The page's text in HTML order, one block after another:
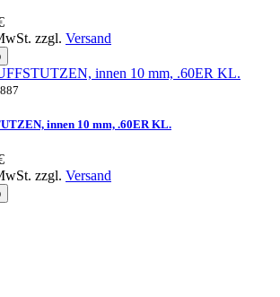
zzgl. Versand
innen 10 mm, .60ER KL.
zzgl. Versand